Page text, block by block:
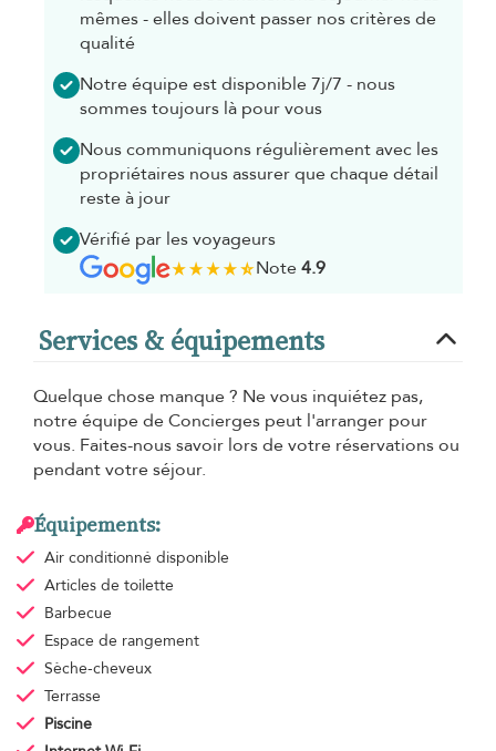
mêmes - elles doivent passer nos critères de
qualité
Notre équipe est disponible 7j/7 - nous
sommes toujours là pour vous
Nous communiquons régulièrement avec les
propriétaires nous assurer que chaque détail
reste à jour
Vérifié par les voyageurs
Note4.9
Services & équipements
Quelque chose manque ? Ne vous inquiétez pas,
notre équipe de Concierges peut l'arranger pour
vous. Faites-nous savoir lors de votre réservations ou
pendant votre séjour.
Équipements:
Air conditionné disponible
Articles de toilette
Barbecue
Espace de rangement
Sèche-cheveux
Terrasse
Piscine